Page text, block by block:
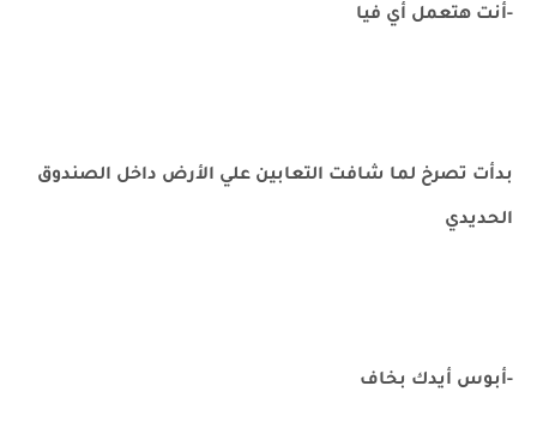
-أنت هتعمل أي فيا
بدأت تصرخ لما شافت التعابين علي الأرض داخل الصندوق
الحديدي
-أبوس أيدك بخاف